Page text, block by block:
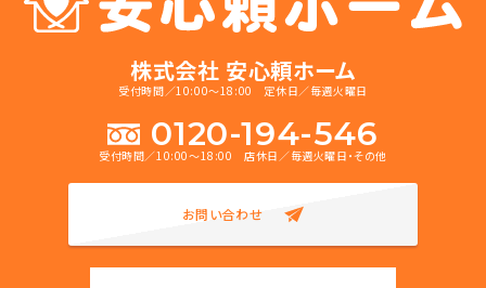
株式会社 安心頼ホーム
受付時間／10:00～18:00 定休日／毎週火曜日
0120-194-546
受付時間／10:00～18:00 店休日／毎週火曜日・その他
お問い合わせ